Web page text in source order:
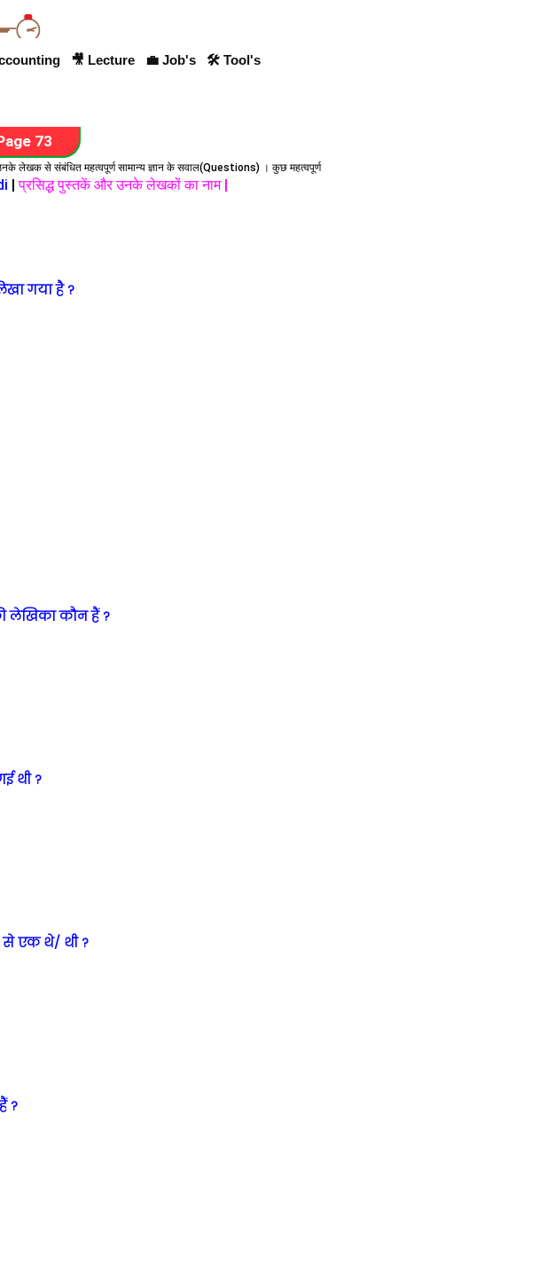
🎥 Lecture 💼 Job's 🛠 Tool's
73
लेखक से संबंधित महत्वपूर्ण सामान्य ज्ञान के सवाल(Questions) । कुछ महत्वपूर्ण
|प्रसिद्ध पुस्तकें और उनके लेखकों का नाम |
गया है ?
लेखिका कौन हैं ?
थी ?
से एक थे/ थी ?
?